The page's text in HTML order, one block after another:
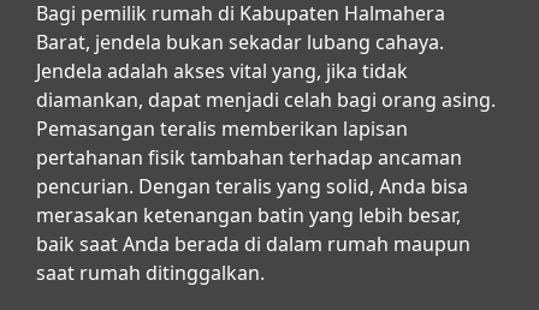
Bagi pemilik rumah di Kabupaten Halmahera
Barat, jendela bukan sekadar lubang cahaya.
Jendela adalah akses vital yang, jika tidak
diamankan, dapat menjadi celah bagi orang asing.
Pemasangan teralis memberikan lapisan
pertahanan fisik tambahan terhadap ancaman
pencurian. Dengan teralis yang solid, Anda bisa
merasakan ketenangan batin yang lebih besar,
baik saat Anda berada di dalam rumah maupun
saat rumah ditinggalkan.